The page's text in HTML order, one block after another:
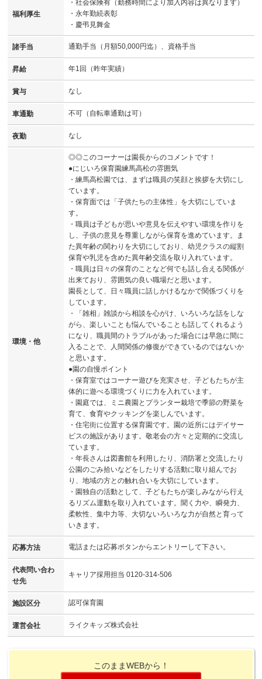
福利厚生
・社会保険有（勤務時間により加入内容は異なります）
・永年勤続表彰
・慶弔見舞金
諸手当 通勤手当（月額50,000円迄）、資格手当
昇給 年1回（昨年実績）
賞与 なし
車通勤 不可（自転車通勤は可）
夜勤 なし
環境・他
◎◎このコーナーは園長からのコメントです！
●にじいろ保育園練馬高松の雰囲気
・練馬高松園では、まずは職員の笑顔と挨拶を大切にし
ています。
・保育面では「子供たちの主体性」を大切にしていま
す。
・職員は子どもが思いや意見を伝えやすい環境を作りを
し、子供の意見を尊重しながら保育を進めています。ま
た異年齢の関わりを大切にしており、幼児クラスの縦割
保育や乳児を含めた異年齢交流を取り入れています。
・職員は日々の保育のことなど何でも話し合える関係が
出来ており、雰囲気の良い職場だと思います。
園長として、日々職員に話しかけるなかで関係づくりを
しています。
・「雑相」雑談から相談を心がけ、いろいろな話をしな
がら、楽しいことも悩んでいることも話してくれるよう
になり、職員間のトラブルがあった場合には早急に間に
入ることで、人間関係の修復ができているのではないか
と思います。
●園の自慢ポイント
・保育室ではコーナー遊びを充実させ、子どもたちが主
体的に遊べる環境づくりに力を入れています。
・園庭では、ミニ農園とプランター栽培で季節の野菜を
育て、食育やクッキングを楽しんでいます。
・住宅街に位置する保育園です。園の近所にはデイサー
ビスの施設があります。敬老会の方々と定期的に交流し
ています。
・年長さんは図書館を利用したり、消防署と交流したり
公園のごみ拾いなどをしたりする活動に取り組んでお
り、地域の方との触れ合いを大切にしています。
・園独自の活動として、子どもたちが楽しみながら行え
るリズム運動を取り入れています。聞く力や、瞬発力、
柔軟性、集中力等、大切ないろいろな力が自然と育って
いきます。
応募方法 電話または応募ボタンからエントリーして下さい。
代表問い合わ
せ先
キャリア採用担当 0120-314-506
施設区分 認可保育園
運営会社 ライクキッズ株式会社
このままWEBから！